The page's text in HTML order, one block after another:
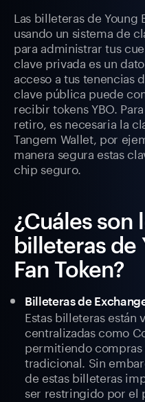
Las billeteras de Young
usando un sistema de
para administrar tus
clave privada es un
acceso a tus tenencias
clave pública puede
recibir tokens YBO.
retiro, es necesaria la
Tangem Wallet, por
manera segura estas
chip seguro.
¿Cuáles son
billeteras de
Fan Token?
Billeteras de
Estas billeteras están
centralizadas como
permitiendo compras
tradicional. Sin
de estas billeteras
ser restringido por el